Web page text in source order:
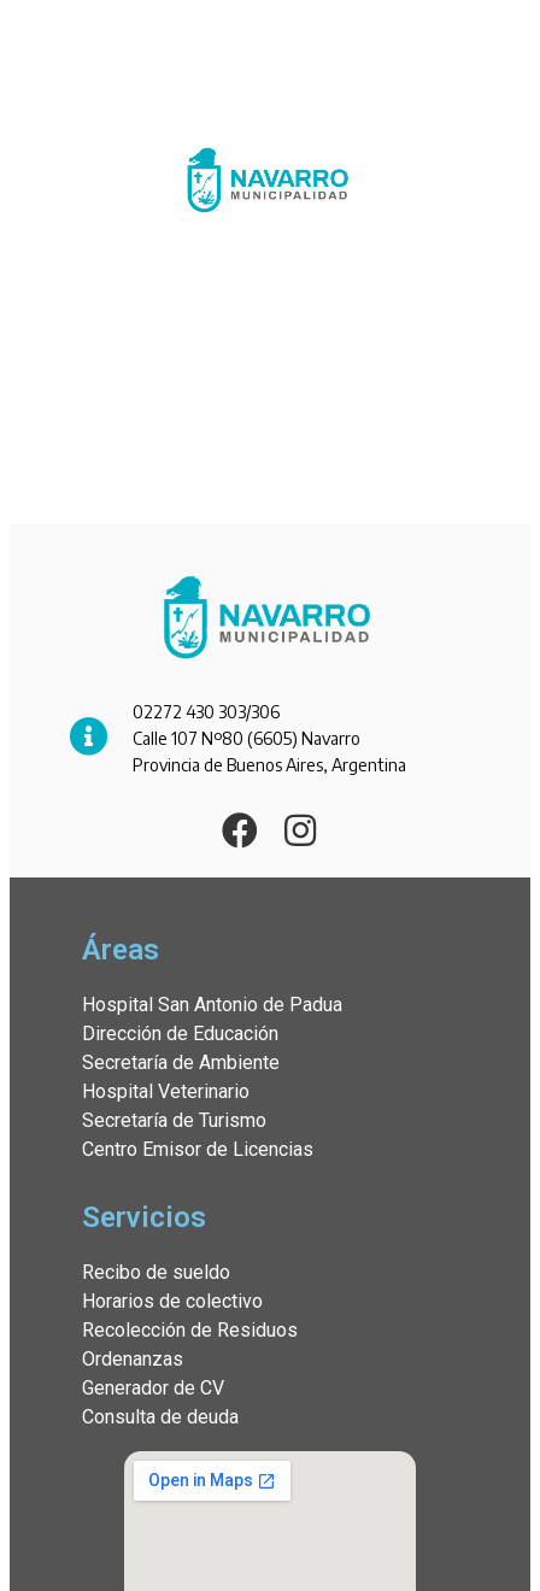
02272 430 303/306
Calle 107 Nº80 (6605) Navarro
Provincia de Buenos Aires, Argentina
Áreas
Hospital San Antonio de Padua
Dirección de Educación
Secretaría de Ambiente
Hospital Veterinario
Secretaría de Turismo
Centro Emisor de Licencias
Servicios
Recibo de sueldo
Horarios de colectivo
Recolección de Residuos
Ordenanzas
Generador de CV
Consulta de deuda